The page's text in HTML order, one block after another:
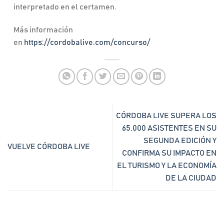
interpretado en el certamen.
Más información
en https://cordobalive.com/concurso/
VUELVE CÓRDOBA LIVE
CÓRDOBA LIVE SUPERA LOS
65.000 ASISTENTES EN SU
SEGUNDA EDICIÓN Y
CONFIRMA SU IMPACTO EN
EL TURISMO Y LA ECONOMÍA
DE LA CIUDAD